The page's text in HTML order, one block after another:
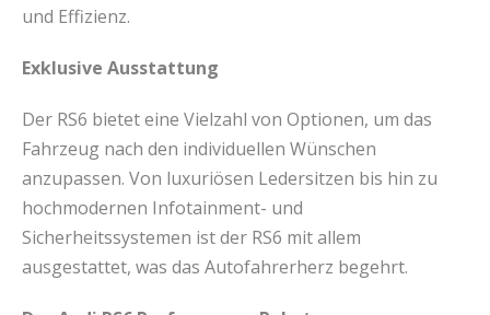
und Effizienz.
Exklusive Ausstattung
Der RS6 bietet eine Vielzahl von Optionen, um das
Fahrzeug nach den individuellen Wünschen
anzupassen. Von luxuriösen Ledersitzen bis hin zu
hochmodernen Infotainment- und
Sicherheitssystemen ist der RS6 mit allem
ausgestattet, was das Autofahrerherz begehrt.